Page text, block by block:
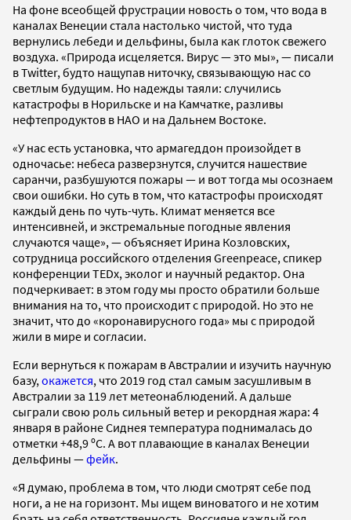
На фоне всеобщей фрустрации новость о том, что вода в
каналах Венеции стала настолько чистой, что туда
вернулись лебеди и дельфины, была как глоток свежего
воздуха. «Природа исцеляется. Вирус — это мы», — писали
в Twitter, будто нащупав ниточку, связывающую нас со
светлым будущим. Но надежды таяли: случились
катастрофы в Норильске и на Камчатке, разливы
нефтепродуктов в НАО и на Дальнем Востоке.
«У нас есть установка, что армагеддон произойдет в
одночасье: небеса разверзнутся, случится нашествие
саранчи, разбушуются пожары — и вот тогда мы осознаем
свои ошибки. Но суть в том, что катастрофы происходят
каждый день по чуть-чуть. Климат меняется все
интенсивней, и экстремальные погодные явления
случаются чаще», — объясняет Ирина Козловских,
сотрудница российского отделения Greenpeace, спикер
конференции TEDx, эколог и научный редактор. Она
подчеркивает: в этом году мы просто обратили больше
внимания на то, что происходит с природой. Но это не
значит, что до «коронавирусного года» мы с природой
жили в мире и согласии.
Если вернуться к пожарам в Австралии и изучить научную
базу, окажется, что 2019 год стал самым засушливым в
Австралии за 119 лет метеонаблюдений. А дальше
сыграли свою роль сильный ветер и рекордная жара: 4
января в районе Сиднея температура поднималась до
отметки +48,9 ºС. А вот плавающие в каналах Венеции
дельфины —фейк.
«Я думаю, проблема в том, что люди смотрят себе под
ноги, а не на горизонт. Мы ищем виноватого и не хотим